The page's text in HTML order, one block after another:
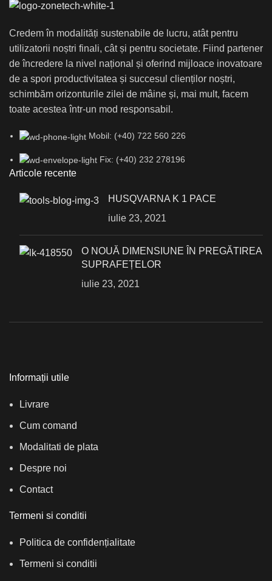
Credem în modalități sustenabile de lucru, atât pentru
utilizatorii noștri finali, cât și pentru societate. Fiind partener
de încredere la nivel național și oferind mijloace inovatoare
de a spori productivitatea și succesul clienților noștri,
schimbăm orizonturile zilei de mâine și, mai mult, facem
toate acestea într-un mod responsabil.
Mobil: (+40) 722 560 226
Fix: (+40) 232 278196
Articole recente
HUSQVARNA K 1 PACE
iulie 23, 2021
О NOUĂ DIMENSIUNE ÎN PREGĂTIREA
SUPRAFEȚELOR
iulie 23, 2021
Informații utile
Livrare
Cum comand
Modalitati de plata
Despre noi
Contact
Termeni si conditii
Politica de confidențialitate
Termeni si conditii